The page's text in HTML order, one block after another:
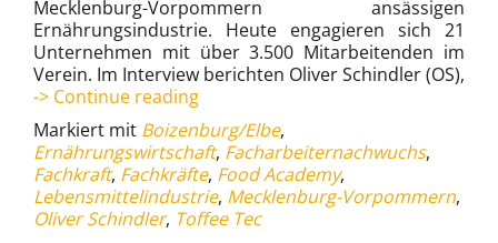
Mecklenburg-Vorpommern ansässigen
Ernährungsindustrie. Heute engagieren sich 21
Unternehmen mit über 3.500 Mitarbeitenden im
Verein. Im Interview berichten Oliver Schindler (OS),
-> Continue readingFood
Academy:
Gemeinsam
ist
viel
mehr
möglich
Markiert mit Boizenburg/Elbe,
Ernährungswirtschaft, Facharbeiternachwuchs,
Fachkraft, Fachkräfte, Food Academy,
Lebensmittelindustrie, Mecklenburg-Vorpommern,
Oliver Schindler, Toffee Tec